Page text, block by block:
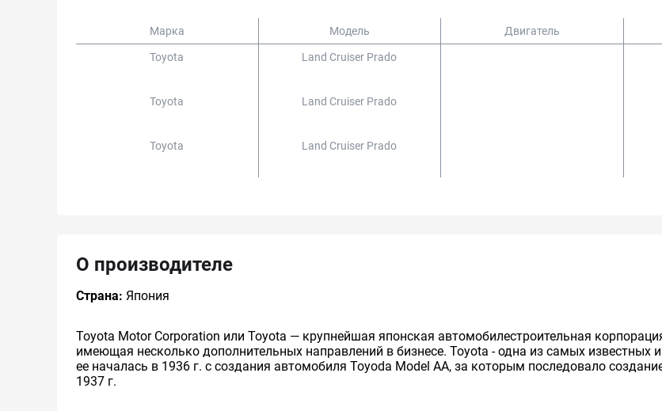
Марка Модель Двигатель
Toyota Land Cruiser Prado
Toyota
Land Cruiser Prado
Toyota
Land Cruiser Prado
О производителе
Страна: Япония
Toyota Motor Corporation или Toyota — крупнейшая японская автомобилестроительная
имеющая несколько дополнительных направлений в бизнесе. Toyota - одна из самых известных
ее началась в 1936 г. с создания автомобиля Toyoda Model AA, за которым последовало
1937 г.